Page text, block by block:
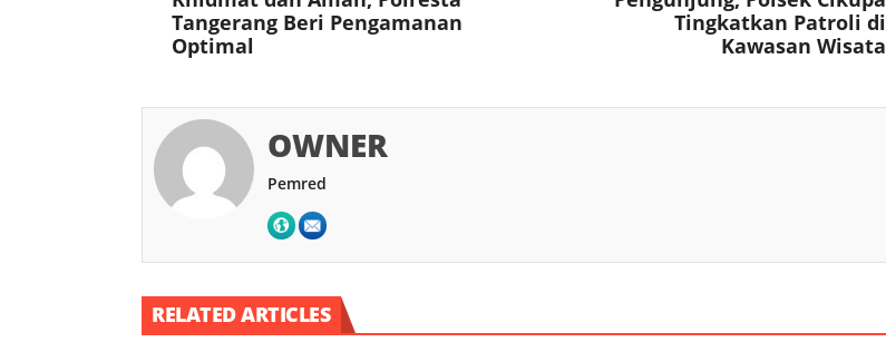
Tangerang Beri Pengamanan
Optimal
Tingkatkan Patroli di
Kawasan Wisata
OWNER
Pemred
RELATED ARTICLES